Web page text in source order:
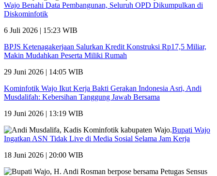
Wajo Benahi Data Pembangunan, Seluruh OPD Dikumpulkan di
Diskominfotik
6 Juli 2026 | 15:23 WIB
BPJS Ketenagakerjaan Salurkan Kredit Konstruksi Rp17,5 Miliar,
Makin Mudahkan Peserta Miliki Rumah
29 Juni 2026 | 14:05 WIB
Kominfotik Wajo Ikut Kerja Bakti Gerakan Indonesia Asri, Andi
Musdalifah: Kebersihan Tanggung Jawab Bersama
19 Juni 2026 | 13:19 WIB
Bupati Wajo
Ingatkan ASN Tidak Live di Media Sosial Selama Jam Kerja
18 Juni 2026 | 20:00 WIB